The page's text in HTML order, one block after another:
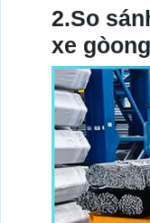
2.So
xe